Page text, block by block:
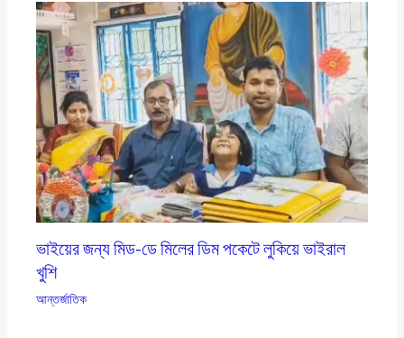
ভাইয়ের জন্য মিড-ডে মিলের ডিম পকেটে লুকিয়ে ভাইরাল
খুশি
আন্তর্জাতিক